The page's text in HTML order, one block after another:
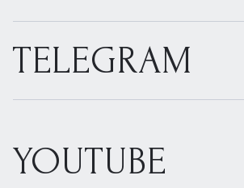
TELEGRAM
YOUTUBE